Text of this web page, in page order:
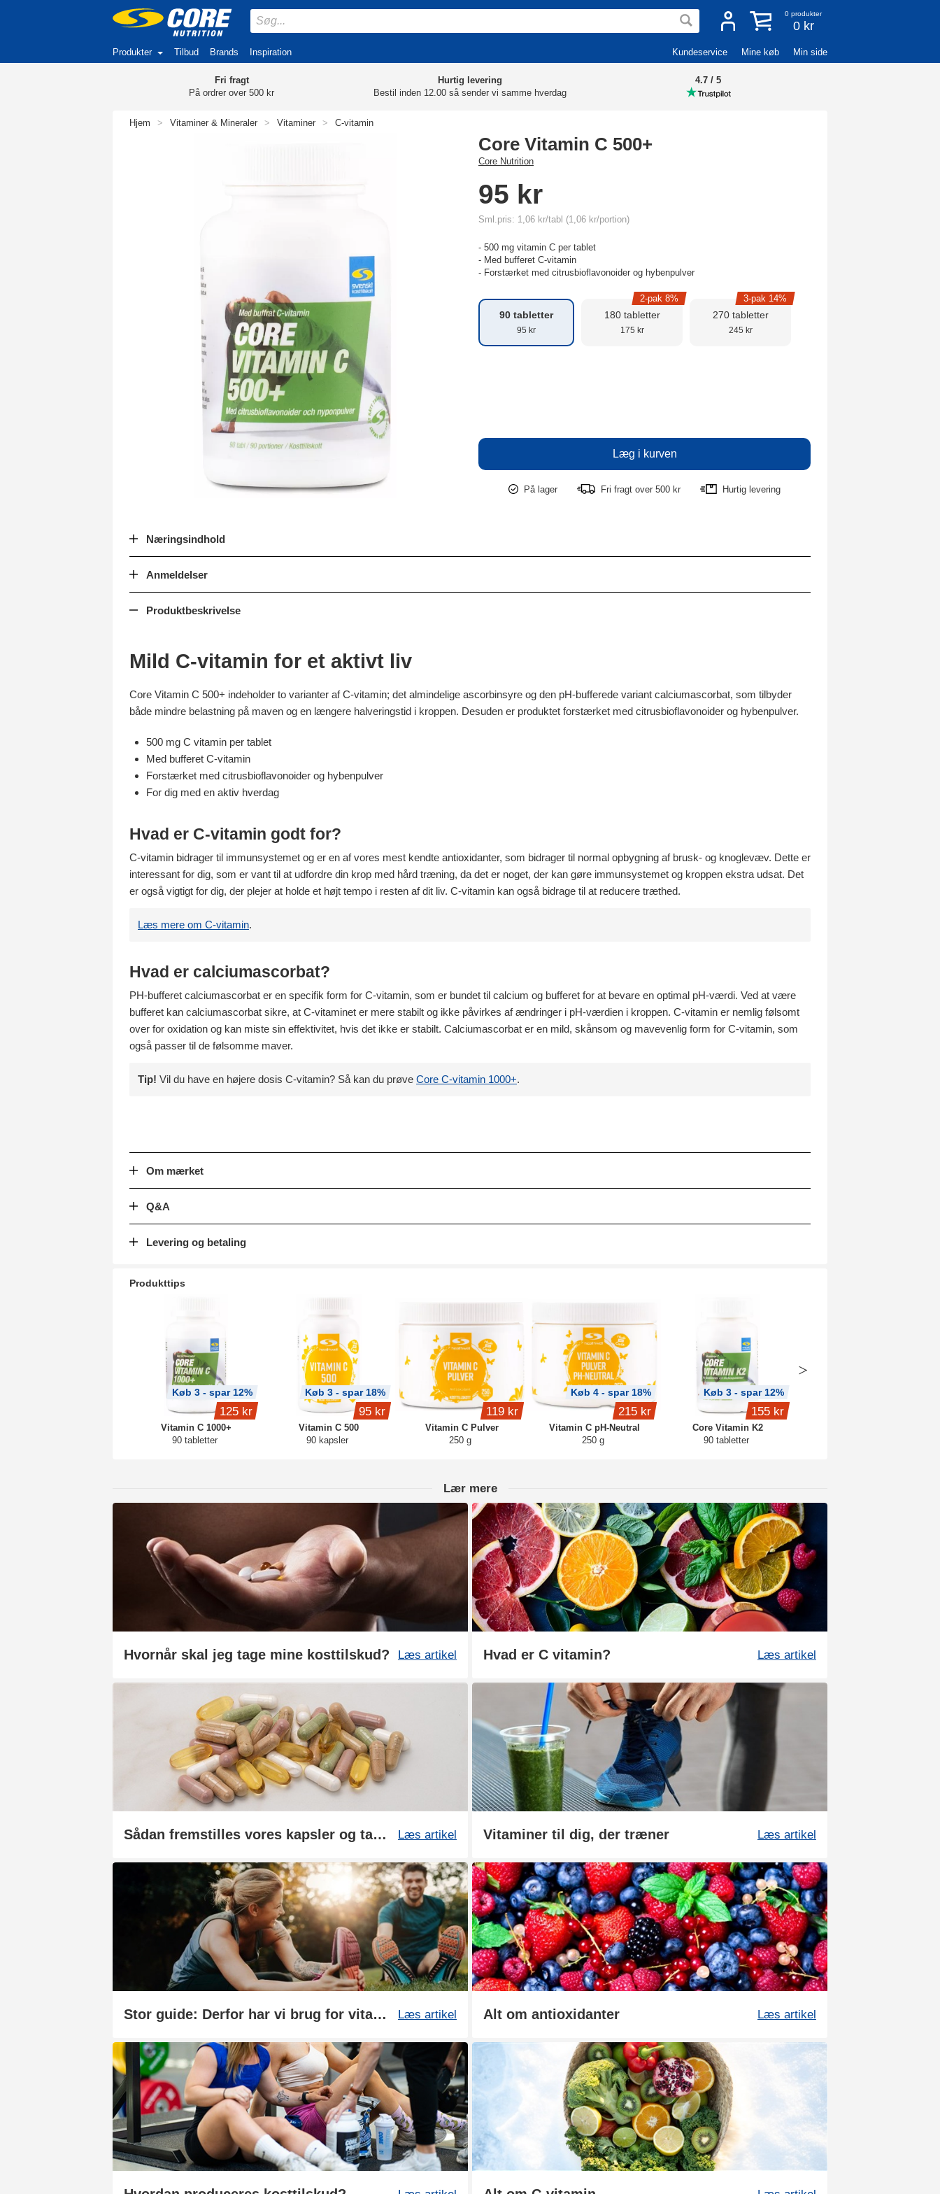
0 produkter
0 kr
Produkter Tilbud Brands Inspiration Kundeservice Mine køb Min side
Fri fragt
På ordrer over 500 kr
Hurtig levering
Bestil inden 12.00 så sender vi samme hverdag
4.7 / 5
Hjem > Vitaminer & Mineraler > Vitaminer > C-vitamin
Core Vitamin C 500+
Core Nutrition
95 kr
Sml.pris: 1,06 kr/tabl (1,06 kr/portion)
- 500 mg vitamin C per tablet
- Med bufferet C-vitamin
- Forstærket med citrusbioflavonoider og hybenpulver
90 tabletter
95 kr
180 tabletter
175 kr
2-pak 8%
270 tabletter
245 kr
3-pak 14%
På lager Fri fragt over 500 kr Hurtig levering
Næringsindhold
Anmeldelser
Produktbeskrivelse
Mild C-vitamin for et aktivt liv
Core Vitamin C 500+ indeholder to varianter af C-vitamin; det almindelige ascorbinsyre og den pH-bufferede variant calciumascorbat, som tilbyder
både mindre belastning på maven og en længere halveringstid i kroppen. Desuden er produktet forstærket med citrusbioflavonoider og hybenpulver.
500 mg C vitamin per tablet
Med bufferet C-vitamin
Forstærket med citrusbioflavonoider og hybenpulver
For dig med en aktiv hverdag
Hvad er C-vitamin godt for?
C-vitamin bidrager til immunsystemet og er en af vores mest kendte antioxidanter, som bidrager til normal opbygning af brusk- og knoglevæv. Dette er
interessant for dig, som er vant til at udfordre din krop med hård træning, da det er noget, der kan gøre immunsystemet og kroppen ekstra udsat. Det
er også vigtigt for dig, der plejer at holde et højt tempo i resten af dit liv. C-vitamin kan også bidrage til at reducere træthed.
Læs mere om C-vitamin.
Hvad er calciumascorbat?
PH-bufferet calciumascorbat er en specifik form for C-vitamin, som er bundet til calcium og bufferet for at bevare en optimal pH-værdi. Ved at være
bufferet kan calciumascorbat sikre, at C-vitaminet er mere stabilt og ikke påvirkes af ændringer i pH-værdien i kroppen. C-vitamin er nemlig følsomt
over for oxidation og kan miste sin effektivitet, hvis det ikke er stabilt. Calciumascorbat er en mild, skånsom og mavevenlig form for C-vitamin, som
også passer til de følsomme maver.
Tip! Vil du have en højere dosis C-vitamin? Så kan du prøve Core C-vitamin 1000+.
Om mærket
Q&A
Levering og betaling
Produkttips
Vitamin C 1000+
90 tabletter
Køb 3 - spar 12%
125 kr
Vitamin C 500
90 kapsler
Køb 3 - spar 18%
95 kr
Vitamin C Pulver
250 g
119 kr
Vitamin C pH-Neutral
250 g
Køb 4 - spar 18%
215 kr
Core Vitamin K2
90 tabletter
Køb 3 - spar 12%
155 kr
Lær mere
Hvornår skal jeg tage mine kosttilskud? Læs artikel Hvad er C vitamin? Læs artikel
Sådan fremstilles vores kapsler og tabletter Læs artikel Vitaminer til dig, der træner Læs artikel
Stor guide: Derfor har vi brug for vitaminer Læs artikel Alt om antioxidanter Læs artikel